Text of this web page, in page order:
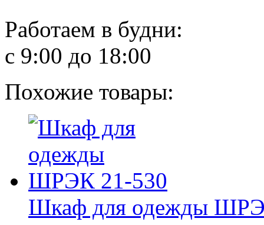
Работаем в будни:
с 9:00 до 18:00
Похожие товары:
Шкаф для одежды